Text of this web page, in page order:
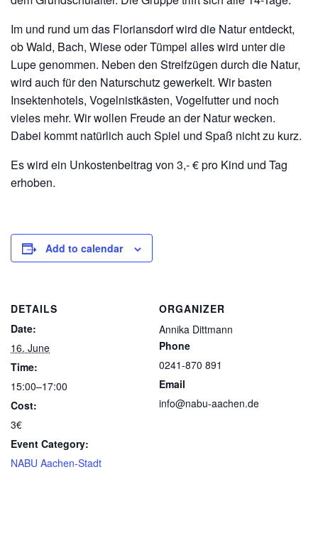
Im und rund um das Floriansdorf wird die Natur entdeckt,
ob Wald, Bach, Wiese oder Tümpel alles wird unter die
Lupe genommen. Neben den Streifzügen durch die Natur,
wird auch für den Naturschutz gewerkelt. Wir basten
Insektenhotels, Vogelnistkästen, Vogelfutter und noch
vieles mehr. Wir wollen Freude an der Natur wecken.
Dabei kommt natürlich auch Spiel und Spaß nicht zu kurz.
Es wird ein Unkostenbeitrag von 3,- € pro Kind und Tag
erhoben.
Add to calendar
DETAILS
Date:
16. June
Time:
15:00–17:00
Cost:
3€
Event Category:
NABU Aachen-Stadt
ORGANIZER
Annika Dittmann
Phone
0241-870 891
Email
info@nabu-aachen.de